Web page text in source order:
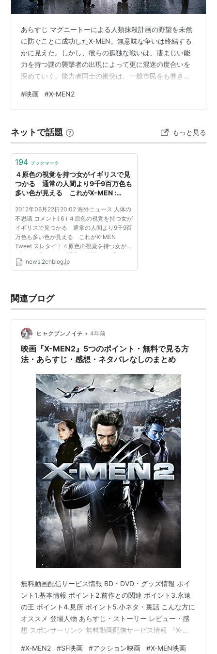
トリック・スチュアート
ェームズ・マースデン
ジーン・グレイ…………………………………………ファム
ケ・ヤンセン
ストーム（オロロ・マンロー）………………………
ローグ（マリー・ダンキャント）……………………
ナ・パキン
ーン・アシュモア
ロン・スタンフォード
マグニートー（エリック・レーンシャー）…………
アン・マッケラン
ベッカ・ローミン＝ステイモス（
ン）
ストライカー……………………………………………
ン・コックス
デスストライク…………………………………………
ナイト・クロウラー（カート・ワグナー）…………
ラン・カミング
概要
ミュータントによる大統領暗殺未遂が起こり、反ミュー
タント運動が加速してしまう。運動の先導者には、元陸
軍司令官ストライカー博士が居た。彼はミュータント実
験を行っているとの噂もあり、X-MENは調査を開始す
る。一方、ウルヴァリンは自分の出生の秘密にも近付こ
うとするが。
2003年公開のアメリカ映画。「X-MEN」の第2作。
リスト::外国の映画::題名::あ行
あらすじ マグニートーによる人類抹殺計画の野望を未然
に防ぐことに成功したX-MEN。無意味な争いは終結する
かに見えた。しかし、彼らの孤独な戦いは、凄まじい能
力を持つ謎の襲撃者の出現によって更に混迷の度合いを
深めていく。能力者同士の衝突は、一般市民をも巻き込
動や、世論を一気に呼び起こした。新たな運動の先頭に
立ったのは、ミュータントへの生体実験を噂されている
ータント壊滅計画にさらされたX-MENの運命は？ 下記サ
イトより引用 www.20thcenturystudios.jp 以下ネタバレ
を含む可能…
#映画 #X-MEN2
ネットで話題 もっと見る
194 ブックマーク
４原色の視覚を持つ女がイギリスで見
つかる 通常の人間より9千9百万色も
多い色が見える これがX-MEN :
2012年06月22日20:02 海外ニュース 人体の
不思議 コメント( 6 ) ４原色の視覚を持つ女が
イギリスで見つかる 通常の人間より9千9百
万色も多い色が見える これがX-MEN
Tweet スレタイ：４原色の視覚を持つ女がイ
ギリスで見つかる 通常の人間より9千9百万
色も多い色が見える これがX-MEN 転載
news.2chblog.jp
関連ブログ
ヒャクブンノイチ • 4年前
映画『X-MEN2』5つのポイント・無料で見る方
法・あらすじ・感想・ネタバレなしのまとめ
無料動画配信サービス情報 BD・DVD・グッズ情報 ポイ
ント1.基本情報 ポイント2.前作との関連 ポイント3.永遠
の王 ポイント4.見所 ポイント5.小ネタ・裏話 こんな方に
オススメ 登場人物 あらすじ・ストーリー レビュー・感
想 スポンサーリンク 無料動画配信サービス情報 『X-
#X-MEN2 #SF映画 #アクション映画 #X-MEN映画